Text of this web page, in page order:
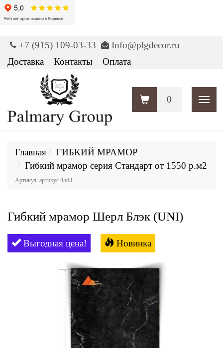
+7 (915) 109-03-33
Info@plgdecor.ru
Доставка
Контакты Оплата
0
Главная
ГИБКИЙ МРАМОР
Гибкий мрамор серия Стандарт от 1550 р.м2
Артикул: артикул 4563
Гибкий мрамор Шерл Блэк (UNI)
Выгодная цена! Новинка